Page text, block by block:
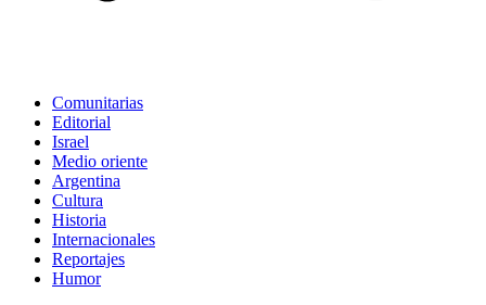
Comunitarias
Editorial
Israel
Medio oriente
Argentina
Cultura
Historia
Internacionales
Reportajes
Humor